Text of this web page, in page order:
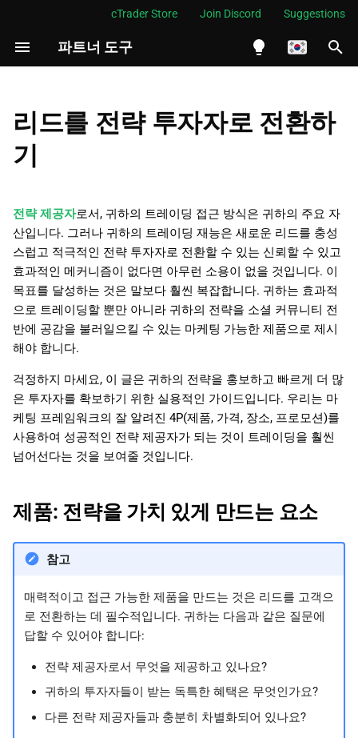
cTrader Store Join Discord Suggestions
파트너 도구
Español
Melayu
ไทย
Tiếng Việt
한국어
日本語
Deutsch
Français
Русский
Türkçe
검
초
화
제품: 전략을 가치 있게 만드
는 요소
장소: 전략이 공유되는 곳
프로모션: 전략에 대해 말하는
것
가격: 잠재 고객이 지불하는
금액
다음 단계
리드를 전략 투자자로 전환하
기
전략 제공자로서, 귀하의 트레이딩 접근 방식은 귀하의 주요 자
산입니다. 그러나 귀하의 트레이딩 재능은 새로운 리드를 충성
스럽고 적극적인 전략 투자자로 전환할 수 있는 신뢰할 수 있고
효과적인 메커니즘이 없다면 아무런 소용이 없을 것입니다. 이
목표를 달성하는 것은 말보다 훨씬 복잡합니다. 귀하는 효과적
으로 트레이딩할 뿐만 아니라 귀하의 전략을 소셜 커뮤니티 전
반에 공감을 불러일으킬 수 있는 마케팅 가능한 제품으로 제시
해야 합니다.
걱정하지 마세요, 이 글은 귀하의 전략을 홍보하고 빠르게 더 많
은 투자자를 확보하기 위한 실용적인 가이드입니다. 우리는 마
케팅 프레임워크의 잘 알려진 4P(제품, 가격, 장소, 프로모션)를
사용하여 성공적인 전략 제공자가 되는 것이 트레이딩을 훨씬
넘어선다는 것을 보여줄 것입니다.
제품: 전략을 가치 있게 만드는 요소
참고
매력적이고 접근 가능한 제품을 만드는 것은 리드를 고객으
로 전환하는 데 필수적입니다. 귀하는 다음과 같은 질문에
답할 수 있어야 합니다:
전략 제공자로서 무엇을 제공하고 있나요?
귀하의 투자자들이 받는 독특한 혜택은 무엇인가요?
다른 전략 제공자들과 충분히 차별화되어 있나요?